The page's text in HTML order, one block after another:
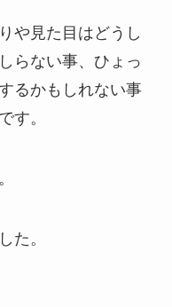
や見た目はどうし
らない事、ひょっ
るかもしれない事
す。
た。